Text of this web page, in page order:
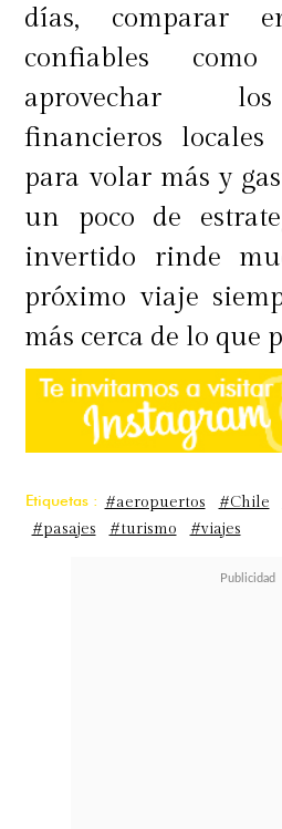
días, comparar
confiables
aprovechar
financieros
para volar más y
un poco de
invertido rinde
próximo viaje
más cerca de lo que
Etiquetas : #aeropuertos #Chile
#pasajes
#turismo #viajes